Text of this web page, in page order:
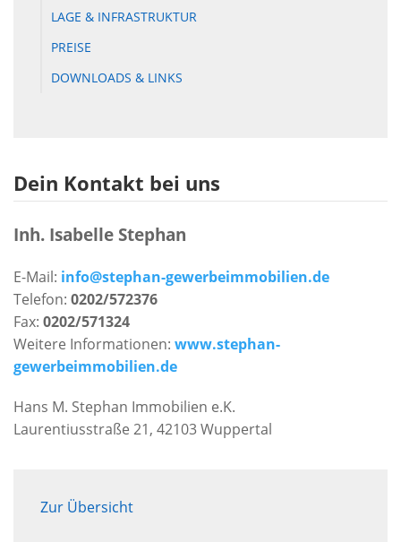
LAGE & INFRASTRUKTUR
PREISE
DOWNLOADS & LINKS
Dein Kontakt bei uns
Inh. Isabelle Stephan
E-Mail: info@stephan-gewerbeimmobilien.de
Telefon: 0202/572376
Fax: 0202/571324
Weitere Informationen: www.stephan-
gewerbeimmobilien.de
Hans M. Stephan Immobilien e.K.
Laurentiusstraße 21, 42103 Wuppertal
Zur Übersicht